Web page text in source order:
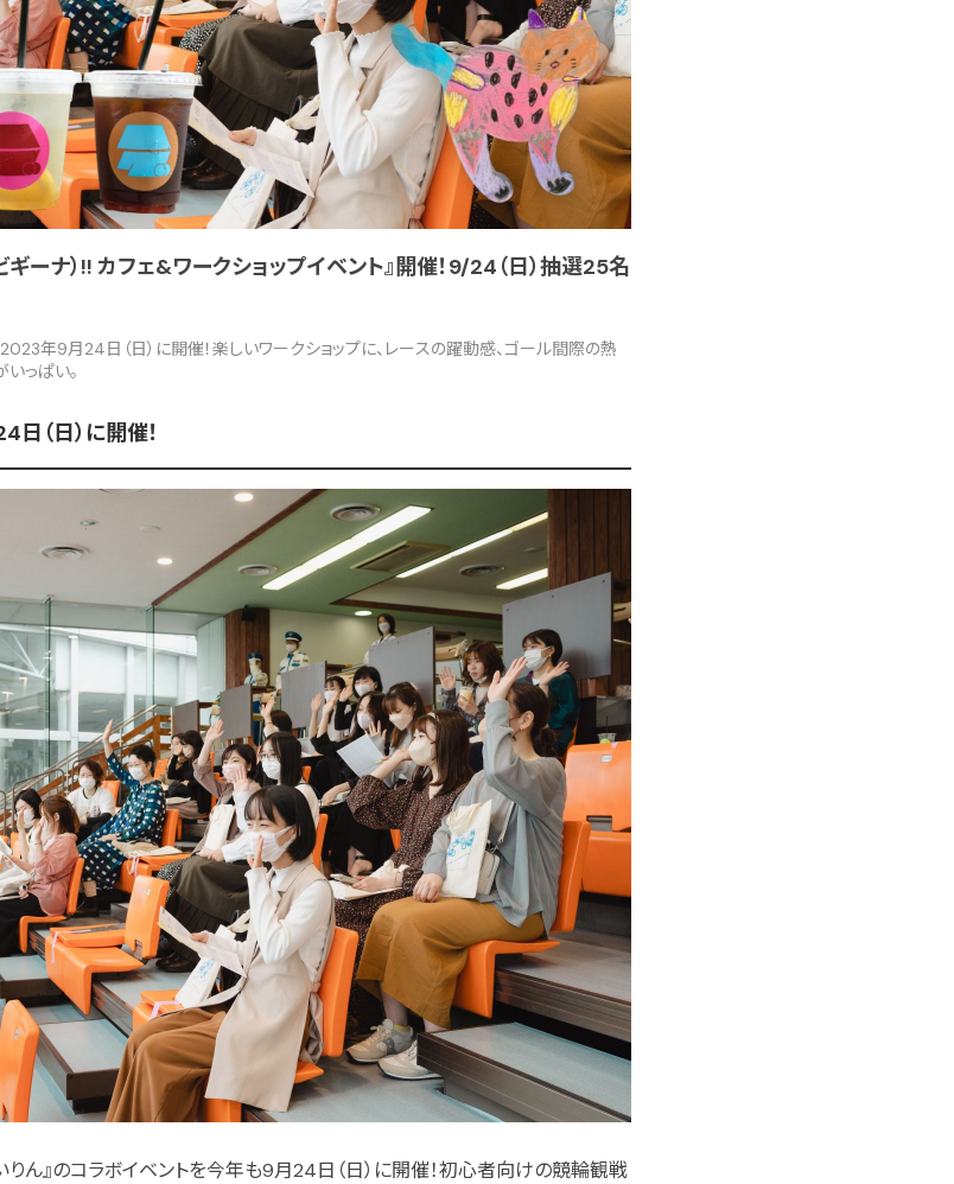
ーナ）!! カフェ&ワークショップイベント』開催！9/24（日）抽選25名
年9月24日（日）に開催！楽しいワークショップに、レースの躍動感、ゴール間際の熱
っぱい。
（日）に開催！
ん』のコラボイベントを今年も9月24日（日）に開催！初心者向けの競輪観戦